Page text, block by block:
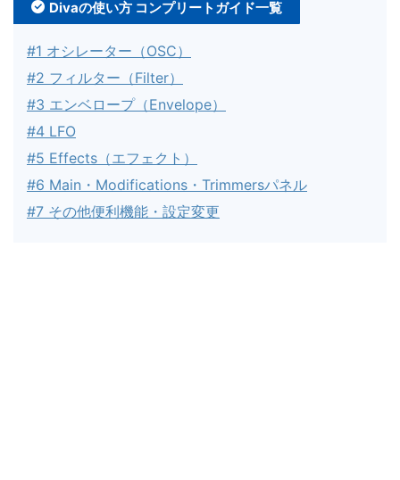
Divaの使い方 コンプリートガイド一覧
#1 オシレーター（OSC）
#2 フィルター（Filter）
#3 エンベロープ（Envelope）
#4 LFO
#5 Effects（エフェクト）
#6 Main・Modifications・Trimmersパネル
#7 その他便利機能・設定変更